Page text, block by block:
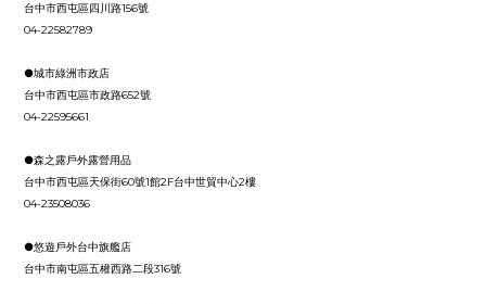
台中市西屯區四川路156號
04-22582789
●城市綠洲市政店
台中市西屯區市政路652號
04-22595661
●森之露戶外露營用品
台中市西屯區天保街60號1館2F台中世貿中心2樓
04-23508036
●悠遊戶外台中旗艦店
台中市南屯區五權西路二段316號